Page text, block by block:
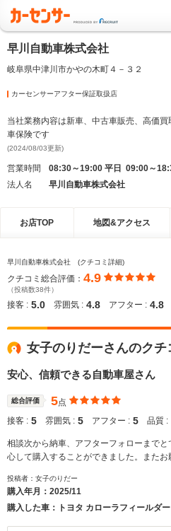
早川自動車株式会社
岐阜県中津川市かやの木町４－３２
カーセンサーアフター保証取扱店
当社業務内容は新車、中古車販売、高価
車保険です
(2024/08/03更新)
営業時間
08:30～19:00 平日 09:00～
法人名
早川自動車株式会社
お店TOP 地図&アクセス
早川自動車株式会社 (クチコミ詳細)
クチコミ総合評価： 4.9
（投稿数38件）
接客 : 5.0 雰囲気 : 4.8 アフター : 4.8
女子のりだーさんのクチ
安心、信頼できる自動車屋さん
総合評価 5点
接客 : 5 雰囲気 : 5 アフター : 5 品質 :
相談次から納車、アフターフォローまで
心して購入することができました。またお
投稿者：女子のりだー
購入年月： 2025/11
購入した車：トヨタ カローラフィールダー